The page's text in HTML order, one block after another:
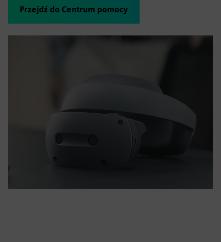
Przejdź do Centrum pomocy